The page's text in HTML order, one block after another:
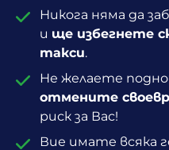
Никога няма да
и ще избегнете
такси.
Не желаете
отмените
риск за Вас!
Вие имате всяка